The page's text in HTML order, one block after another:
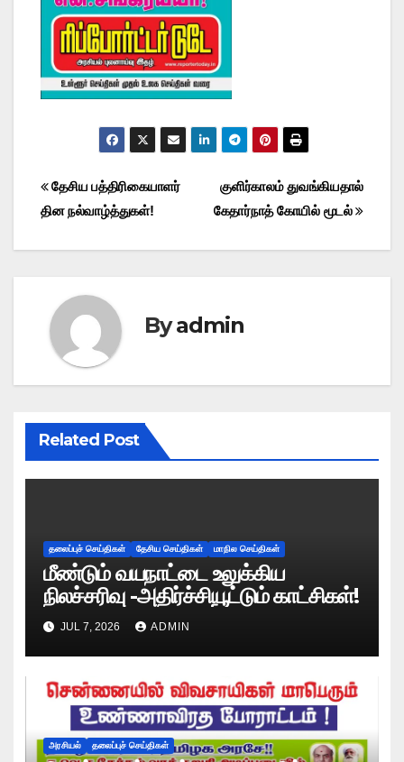
Post
navigation
குளிர்காலம் துவங்கியதால்
கேதார்நாத் கோயில் மூடல்
தேசிய பத்திரிகையாளர்
தின நல்வாழ்த்துகள்!
Byadmin
Related Post
தலைப்புச் செய்திகள் தேசிய செய்திகள் மாநில செய்திகள்
மீண்டும் வயநாட்டை உலுக்கிய
நிலச்சரிவு -அதிர்ச்சியூட்டும் காட்சிகள்!
JUL 7, 2026 ADMIN
அரசியல் தலைப்புச் செய்திகள்